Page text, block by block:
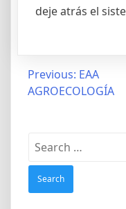
deje atrás el
Post
navigation
Previous: EAA
AGROECOLOGÍA
Search
for: